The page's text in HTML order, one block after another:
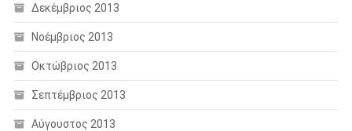
Δεκέμβριος 2013
Νοέμβριος 2013
Οκτώβριος 2013
Σεπτέμβριος 2013
Αύγουστος 2013